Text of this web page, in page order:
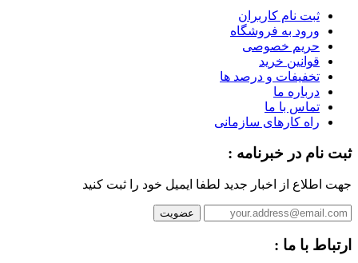
ثبت نام کاربران
ورود به فروشگاه
حریم خصوصی
قوانین خرید
تخفیفات و درصد ها
درباره ما
تماس با ما
راه کارهای سازمانی
ثبت نام در خبرنامه :
جهت اطلاع از اخبار جدید لطفا ایمیل خود را ثبت کنید
ارتباط با ما :